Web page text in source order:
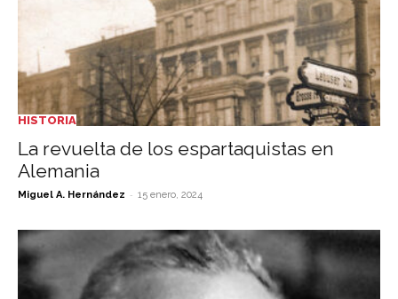
HISTORIA
La revuelta de los espartaquistas en
Alemania
Miguel A. Hernández - 15 enero, 2024